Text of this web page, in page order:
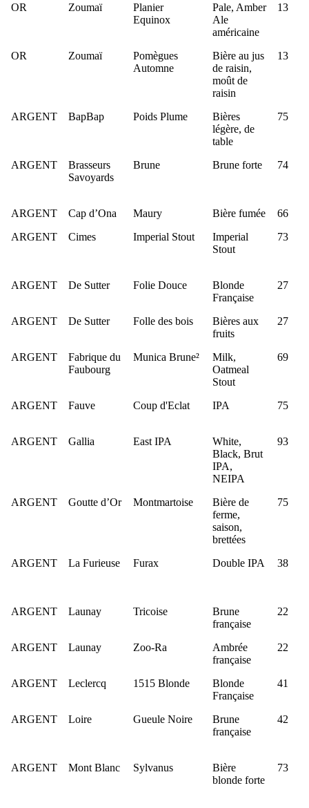
OR Zoumaï
Planier
Equinox
Pale, Amber
Ale
américaine
13
OR Zoumaï
Pomègues
Automne
Bière au jus
de raisin,
moût de
raisin
13
ARGENT BapBap Poids Plume
Bières
légère, de
table
75
ARGENT
Brasseurs
Savoyards
Brune Brune forte 74
ARGENT Cap d’Ona Maury Bière fumée
66
ARGENT
Cimes Imperial Stout
Imperial
Stout
73
ARGENT De Sutter Folie Douce
Blonde
Française
27
ARGENT De Sutter Folle des bois
Bières aux
fruits
27
ARGENT
Fabrique du
Faubourg
Munica Brune²
Milk,
Oatmeal
Stout
69
ARGENT Fauve Coup d'Eclat IPA 75
ARGENT Gallia East IPA
White,
Black, Brut
IPA,
NEIPA
93
ARGENT Goutte d’Or Montmartoise
Bière de
ferme,
saison,
brettées
75
ARGENT La Furieuse Furax Double IPA 38
ARGENT Launay Tricoise
Brune
française
22
ARGENT Launay Zoo-Ra
Ambrée
française
22
ARGENT Leclercq 1515 Blonde
Blonde
Française
41
ARGENT Loire Gueule Noire
Brune
française
42
ARGENT Mont Blanc Sylvanus
Bière
blonde forte
73